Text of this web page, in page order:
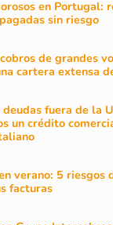
en Portugal:
sin riesgo
de grandes
cartera extensa
deudas fuera de la
un crédito
verano: 5 riesgos
facturas